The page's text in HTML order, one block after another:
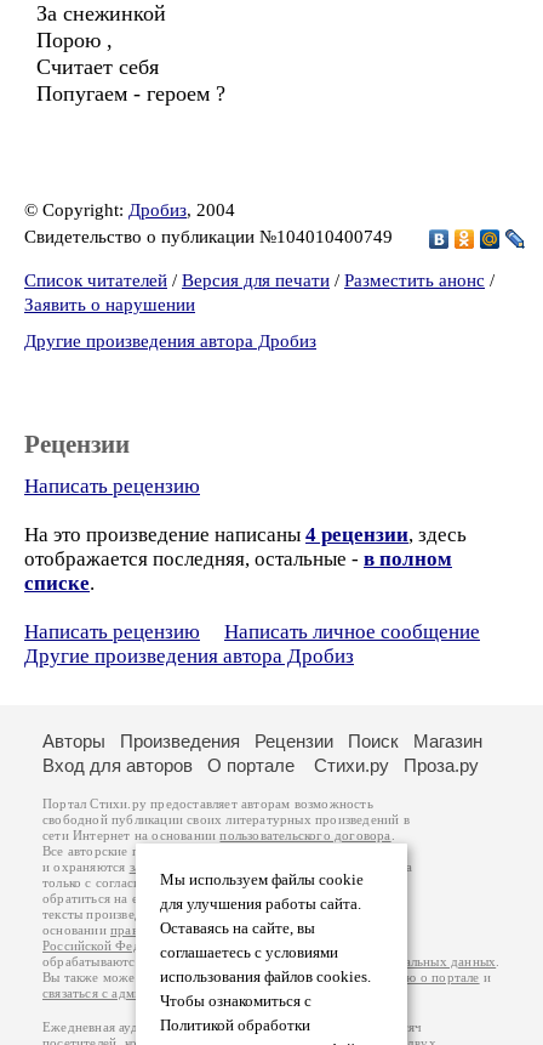
За снежинкой
Порою ,
Считает себя
Попугаем - героем ?
© Copyright: Дробиз, 2004
Свидетельство о публикации №104010400749
Список читателей / Версия для печати / Разместить анонс /
Заявить о нарушении
Другие произведения автора Дробиз
Рецензии
Написать рецензию
На это произведение написаны 4 рецензии, здесь
отображается последняя, остальные - в полном
списке.
Написать рецензию
Написать личное сообщение
Другие произведения автора Дробиз
Мы используем файлы cookie
для улучшения работы сайта.
Оставаясь на сайте, вы
соглашаетесь с условиями
использования файлов cookies.
Чтобы ознакомиться с
Политикой обработки
Авторы Произведения Рецензии Поиск
Магазин
Вход для авторов
О портале Стихи.ру Проза.ру
Портал Стихи.ру предоставляет авторам возможность
свободной публикации своих литературных произведений в
сети Интернет на основаниипользовательского договора
Все авторские права на произведения принадлежат авторам
и охраняются законом
. Перепечатка произведений возможна
только с согласия его автора, к которому вы можете
обратиться на его авторской странице. Ответственность за
тексты произведений авторы несут самостоятельно на
основанииправил публикацииизаконодательства
Российской Федерации
обрабатываются на основанииПолитики обработки персональных данных
Вы также можете посмотреть более подробнуюинформацию о портале и
связаться с администрацией
Ежедневная аудитория портала Стихи.ру – порядка 200 тысяч